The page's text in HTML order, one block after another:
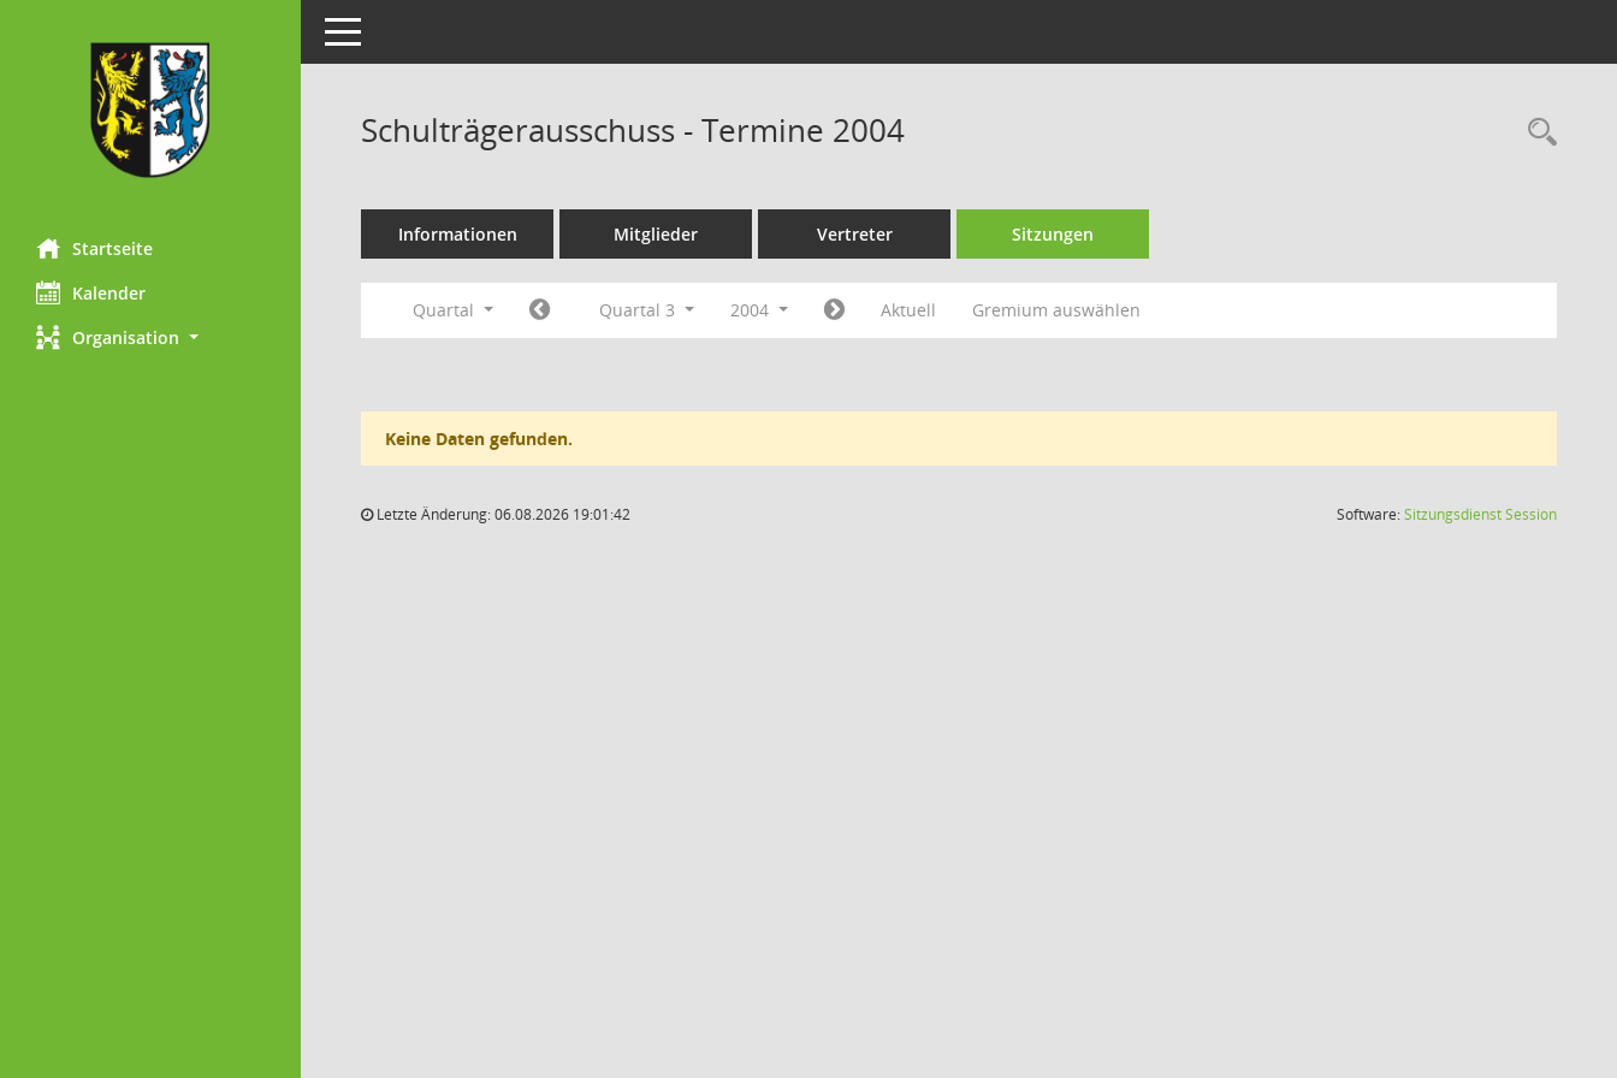
Startseite
Kalender
Organisation
Toggle navigation
Schulträgerausschuss - Termine 2004
Informationen Mitglieder Vertreter Sitzungen
Quartal Quartal 3 2004 Aktuell Gremium auswählen
Keine Daten gefunden.
Letzte Änderung: 06.08.2026 19:01:42 Software:SitzungsdienstSession(Wird in